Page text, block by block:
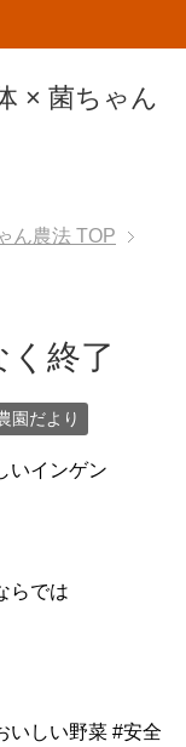
× 菌ちゃん
ん農法 TOP
終了
園だより
いインゲン
らでは
いしい野菜 #安全